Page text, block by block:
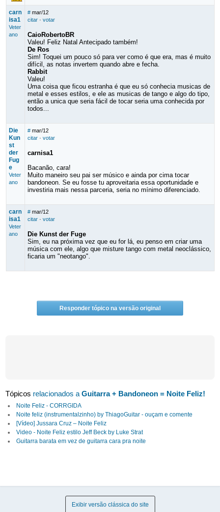
carn
isa1
Veter
ano
# mar/12
citar· votar
CaioRobertoBR
Valeu! Feliz Natal Antecipado também!
De Ros
Sim! Toquei um pouco só para ver como é que era, mas é muito
difícil, as notas invertem quando abre e fecha.
Rabbit
Valeu!
Uma coisa que ficou estranha é que eu só conhecia musicas de
metal e esses estilos, e ele as musicas de tango e algo do tipo,
então a unica que seria fácil de tocar seria uma conhecida por
todos...
Die
Kun
st
der
Fug
e
Veter
ano
# mar/12
citar· votar
carnisa1
Bacanão, cara!
Muito maneiro seu pai ser músico e ainda por cima tocar
bandoneon. Se eu fosse tu aproveitaria essa oportunidade e
investiria mais nessa parceria, seria no mínimo diferenciado.
carn
isa1
Veter
ano
# mar/12
citar· votar
Die Kunst der Fuge
Sim, eu na próxima vez que eu for lá, eu penso em criar uma
música com ele, algo que misture tango com metal neoclássico,
ficaria um "neotango".
Responder tópico na versão original
Tópicos relacionados aGuitarra + Bandoneon = Noite Feliz!
Noite Feliz - CORRGIDA
Noite feliz (instrumentalzinho) by ThiagoGuitar - ouçam e comente
[Vídeo] Jussara Cruz – Noite Feliz
Video - Noite Feliz estilo Jeff Beck by Luke Strat
Guitarra barata em vez de guitarra cara pra noite
Exibir versão clássica do site